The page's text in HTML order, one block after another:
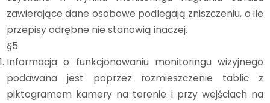
zawierające dane osobowe podlegają zniszczeniu, o ile
przepisy odrębne nie stanowią inaczej.
§5
Informacja o funkcjonowaniu monitoringu wizyjnego
podawana jest poprzez rozmieszczenie tablic z
piktogramem kamery na terenie i przy wejściach na